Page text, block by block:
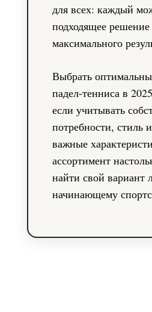
для всех: каждый
подходящее решение
максимального
Выбрать
падел-тенниса в
если учитывать
потребности, стиль
важные
ассортимент
найти свой вариант
начинающему